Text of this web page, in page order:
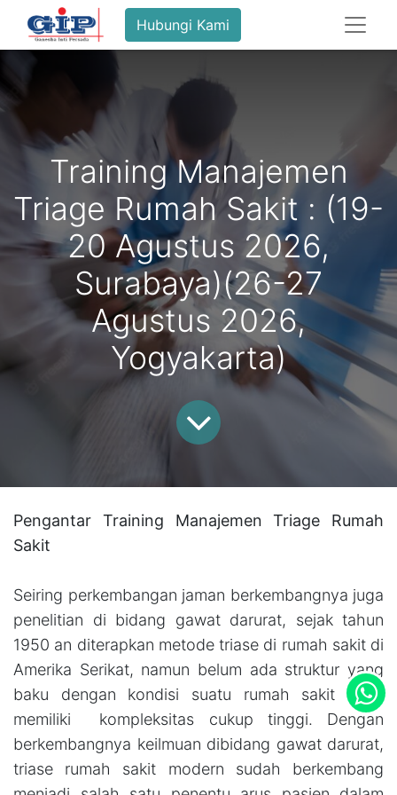
Hubungi Kami
Training Manajemen
Triage Rumah Sakit : (19-
20 Agustus 2026,
Surabaya)(26-27
Agustus 2026,
Yogyakarta)
Pengantar Training Manajemen Triage Rumah
Sakit
Seiring perkembangan jaman berkembangnya juga
penelitian di bidang gawat darurat, sejak tahun
1950 an diterapkan metode triase di rumah sakit di
Amerika Serikat, namun belum ada struktur yang
baku dengan kondisi suatu rumah sakit yang
memiliki kompleksitas cukup tinggi. Dengan
berkembangnya keilmuan dibidang gawat darurat,
triase rumah sakit modern sudah berkembang